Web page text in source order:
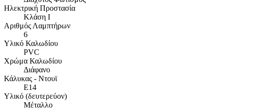
Ηλεκτρική Προστασία
Κλάση Ι
Αριθμός Λαμπτήρων
6
Υλικό Καλωδίου
PVC
Χρώμα Καλωδίου
Διάφανο
Κάλυκας - Ντουϊ
E14
Υλικό (δευτερεύον)
Μέταλλο